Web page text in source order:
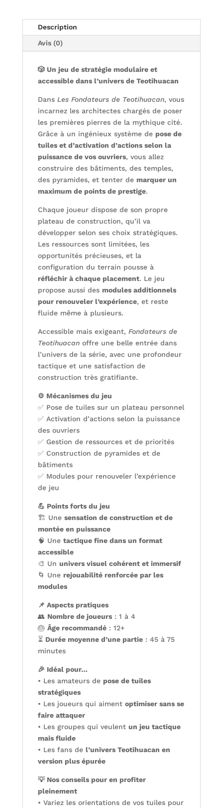
Description
Avis (0)
🎲 Un jeu de stratégie modulaire et
accessible dans l’univers de Teotihuacan
Dans Les Fondateurs de Teotihuacan, vous
incarnez les architectes chargés de poser
les premières pierres de la mythique cité.
Grâce à un ingénieux système de pose de
tuiles et d’activation d’actions selon la
puissance de vos ouvriers, vous allez
construire des bâtiments, des temples,
des pyramides, et tenter de marquer un
maximum de points de prestige.
Chaque joueur dispose de son propre
plateau de construction, qu’il va
développer selon ses choix stratégiques.
Les ressources sont limitées, les
opportunités précieuses, et la
configuration du terrain pousse à
réfléchir à chaque placement. Le jeu
propose aussi des modules additionnels
pour renouveler l’expérience, et reste
fluide même à plusieurs.
Accessible mais exigeant, Fondateurs de
Teotihuacanoffre une belle entrée dans
l’univers de la série, avec une profondeur
tactique et une satisfaction de
construction très gratifiante.
⚙️ Mécanismes du jeu
✅ Pose de tuiles sur un plateau personnel
✅ Activation d’actions selon la puissance
des ouvriers
✅ Gestion de ressources et de priorités
✅ Construction de pyramides et de
bâtiments
✅ Modules pour renouveler l’expérience
de jeu
💪 Points forts du jeu
🏗️ Une sensation de construction et de
montée en puissance
🧠 Une tactique fine dans un format
accessible
🎨 Un univers visuel cohérent et immersif
🌀 Une rejouabilité renforcée par les
modules
📌 Aspects pratiques
👥 Nombre de joueurs: 1 à 4
🎂 Âge recommandé: 12+
⏳ Durée moyenne d’une partie: 45 à 75
minutes
🎉 Idéal pour…
• Les amateurs de pose de tuiles
stratégiques
• Les joueurs qui aiment optimiser sans se
faire attaquer
• Les groupes qui veulent un jeu tactique
mais fluide
• Les fans de l’univers Teotihuacan en
version plus épurée
💡 Nos conseils pour en profiter
pleinement
• Variez les orientations de vos tuiles pour